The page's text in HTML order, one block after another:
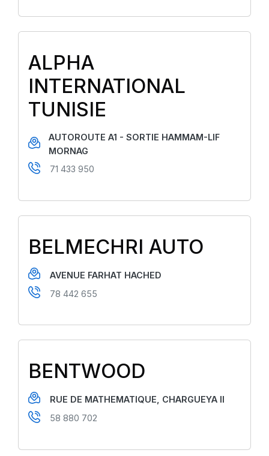
ALPHA
INTERNATIONAL
TUNISIE
AUTOROUTE A1 - SORTIE HAMMAM-LIF
MORNAG
71 433 950
BELMECHRI AUTO
AVENUE FARHAT HACHED
78 442 655
BENTWOOD
RUE DE MATHEMATIQUE, CHARGUEYA II
58 880 702